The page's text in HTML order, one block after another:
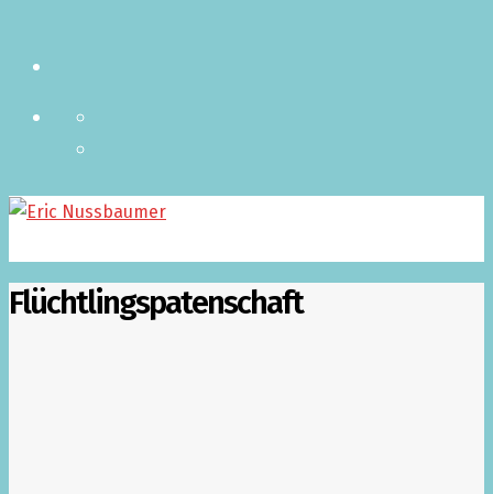
Flüchtlingspatenschaft